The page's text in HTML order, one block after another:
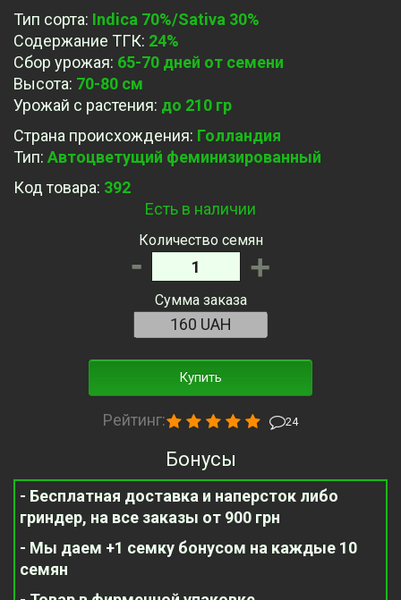
Тип сорта: Indica 70%/Sativa 30%
Содержание ТГК: 24%
Сбор урожая: 65-70 дней от семени
Высота: 70-80 см
Урожай с растения: до 210 гр
Страна происхождения: Голландия
Тип: Автоцветущий феминизированный
Код товара: 392
Есть в наличии
Количество семян
- +
Сумма заказа
Купить
Рейтинг: 24
Бонусы
- Бесплатная доставка и наперсток либо
гриндер, на все заказы от 900 грн
- Мы даем +1 семку бонусом на каждые 10
семян